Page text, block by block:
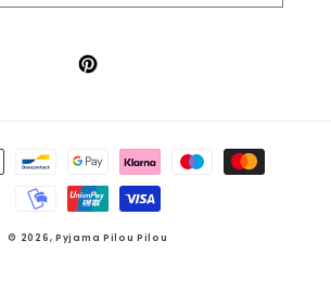
Pinterest
© 2026, Pyjama Pilou Pilou